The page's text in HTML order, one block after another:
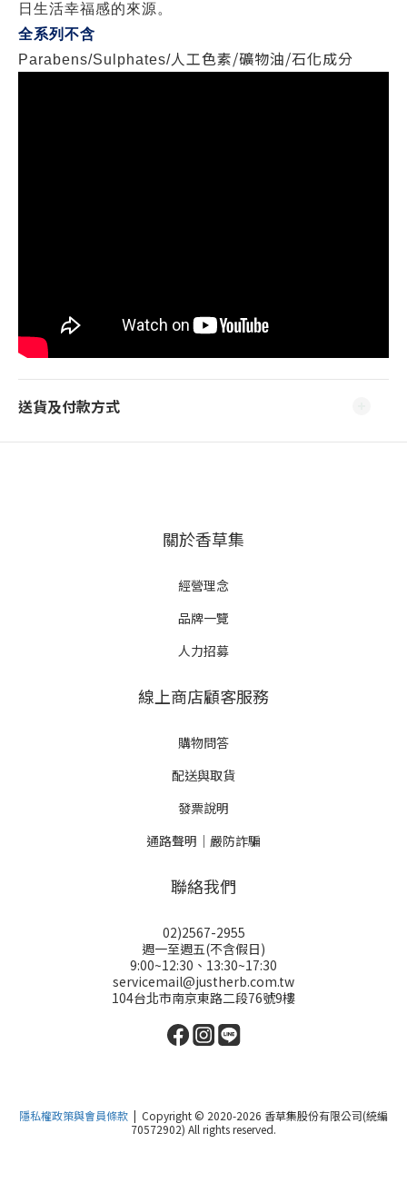
日生活幸福感的來源。
全系列不含
Parabens/Sulphates/人工色素/礦物油/石化成分
送貨及付款方式
關於香草集
經營理念
品牌一覽
人力招募
線上商店顧客服務
購物問答
配送與取貨
發票說明
通路聲明｜嚴防詐騙
聯絡我們
02)2567-2955
週一至週五(不含假日)
9:00~12:30、13:30~17:30
servicemail@justherb.com.tw
104台北市南京東路二段76號9樓
隱私權政策與會員條款 | Copyright © 2020-2026 香草集股份有限公司(統編
70572902) All rights reserved.